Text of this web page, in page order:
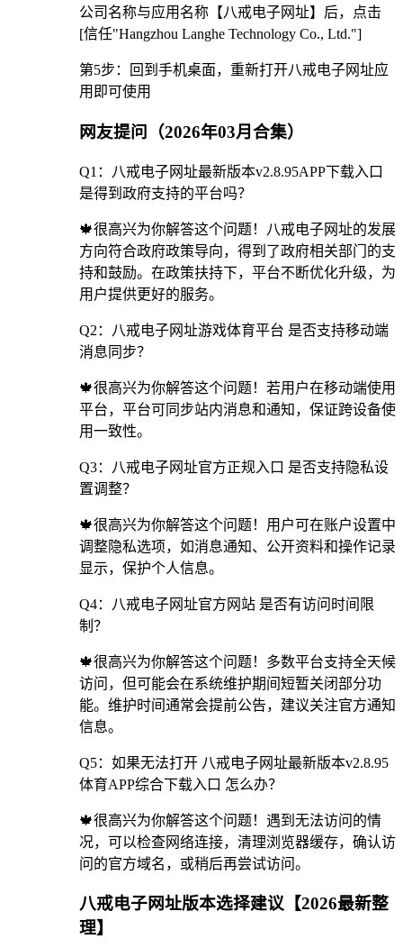
公司名称与应用名称【八戒电子网址】后，点击
[信任"Hangzhou Langhe Technology Co., Ltd."]
第5步：回到手机桌面，重新打开八戒电子网址应
用即可使用
网友提问（2026年03月合集）
Q1：八戒电子网址最新版本v2.8.95APP下载入口
是得到政府支持的平台吗？
🍁很高兴为你解答这个问题！八戒电子网址的发展
方向符合政府政策导向，得到了政府相关部门的支
持和鼓励。在政策扶持下，平台不断优化升级，为
用户提供更好的服务。
Q2：八戒电子网址游戏体育平台 是否支持移动端
消息同步？
🍁很高兴为你解答这个问题！若用户在移动端使用
平台，平台可同步站内消息和通知，保证跨设备使
用一致性。
Q3：八戒电子网址官方正规入口 是否支持隐私设
置调整？
🍁很高兴为你解答这个问题！用户可在账户设置中
调整隐私选项，如消息通知、公开资料和操作记录
显示，保护个人信息。
Q4：八戒电子网址官方网站 是否有访问时间限
制？
🍁很高兴为你解答这个问题！多数平台支持全天候
访问，但可能会在系统维护期间短暂关闭部分功
能。维护时间通常会提前公告，建议关注官方通知
信息。
Q5：如果无法打开 八戒电子网址最新版本v2.8.95
体育APP综合下载入口 怎么办？
🍁很高兴为你解答这个问题！遇到无法访问的情
况，可以检查网络连接，清理浏览器缓存，确认访
问的官方域名，或稍后再尝试访问。
八戒电子网址版本选择建议【2026最新整
理】